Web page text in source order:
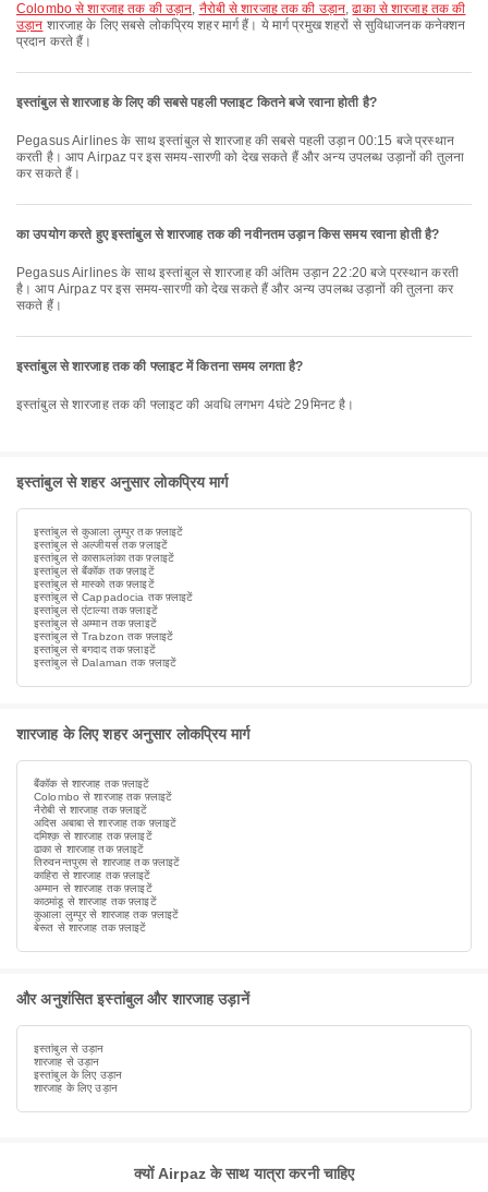
Colombo से शारजाह तक की उड़ान, नैरोबी से शारजाह तक की उड़ान,ढाका से शारजाह तक की
उड़ान शारजाह के लिए सबसे लोकप्रिय शहर मार्ग हैं। ये मार्ग प्रमुख शहरों से सुविधाजनक कनेक्शन
प्रदान करते हैं।
इस्तांबुल से शारजाह के लिए की सबसे पहली फ्लाइट कितने बजे रवाना होती है?
Pegasus Airlines के साथ इस्तांबुल से शारजाह की सबसे पहली उड़ान 00:15 बजे प्रस्थान
करती है। आप Airpaz पर इस समय-सारणी को देख सकते हैं और अन्य उपलब्ध उड़ानों की तुलना
कर सकते हैं।
का उपयोग करते हुए इस्तांबुल से शारजाह तक की नवीनतम उड़ान किस समय रवाना होती है?
Pegasus Airlines के साथ इस्तांबुल से शारजाह की अंतिम उड़ान 22:20 बजे प्रस्थान करती
है। आप Airpaz पर इस समय-सारणी को देख सकते हैं और अन्य उपलब्ध उड़ानों की तुलना कर
सकते हैं।
इस्तांबुल से शारजाह तक की फ्लाइट में कितना समय लगता है?
इस्तांबुल से शारजाह तक की फ्लाइट की अवधि लगभग 4घंटे 29मिनट है।
इस्तांबुल से शहर अनुसार लोकप्रिय मार्ग
इस्तांबुल से कुआला लुम्पुर तक फ़्लाइटें
इस्तांबुल से अल्जीयर्स तक फ़्लाइटें
इस्तांबुल से कासाब्लांका तक फ़्लाइटें
इस्तांबुल से बैंकॉक तक फ़्लाइटें
इस्तांबुल से मास्को तक फ़्लाइटें
इस्तांबुल से Cappadocia तक फ़्लाइटें
इस्तांबुल से एंटाल्या तक फ़्लाइटें
इस्तांबुल से अम्मान तक फ़्लाइटें
इस्तांबुल से Trabzon तक फ़्लाइटें
इस्तांबुल से बगदाद तक फ़्लाइटें
इस्तांबुल से Dalaman तक फ़्लाइटें
शारजाह के लिए शहर अनुसार लोकप्रिय मार्ग
बैंकॉक से शारजाह तक फ़्लाइटें
Colombo से शारजाह तक फ़्लाइटें
नैरोबी से शारजाह तक फ़्लाइटें
अदिस अबाबा से शारजाह तक फ़्लाइटें
दमिश्क़ से शारजाह तक फ़्लाइटें
ढाका से शारजाह तक फ़्लाइटें
तिरुवनन्तपुरम से शारजाह तक फ़्लाइटें
काहिरा से शारजाह तक फ़्लाइटें
अम्मान से शारजाह तक फ़्लाइटें
काठमांडू से शारजाह तक फ़्लाइटें
कुआला लुम्पुर से शारजाह तक फ़्लाइटें
बेरूत से शारजाह तक फ़्लाइटें
और अनुशंसित इस्तांबुल और शारजाह उड़ानें
इस्तांबुल से उड़ान
शारजाह से उड़ान
इस्तांबुल के लिए उड़ान
शारजाह के लिए उड़ान
क्यों Airpaz के साथ यात्रा करनी चाहिए